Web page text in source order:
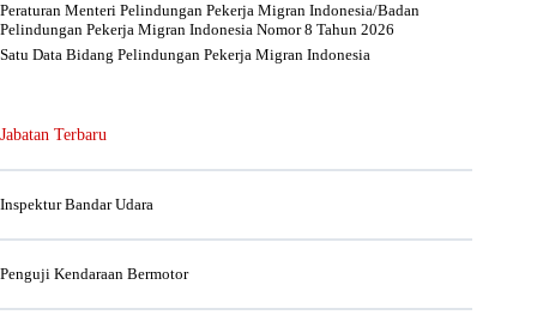
Peraturan Menteri Pelindungan Pekerja Migran Indonesia/Badan
Pelindungan Pekerja Migran Indonesia Nomor 8 Tahun 2026
Satu Data Bidang Pelindungan Pekerja Migran Indonesia
Jabatan Terbaru
Inspektur Bandar Udara
Penguji Kendaraan Bermotor